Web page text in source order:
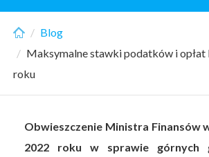
Blog
Maksymalne stawki podatków i
roku
Obwieszczenie Ministra Finansów
2022 roku w sprawie górnych